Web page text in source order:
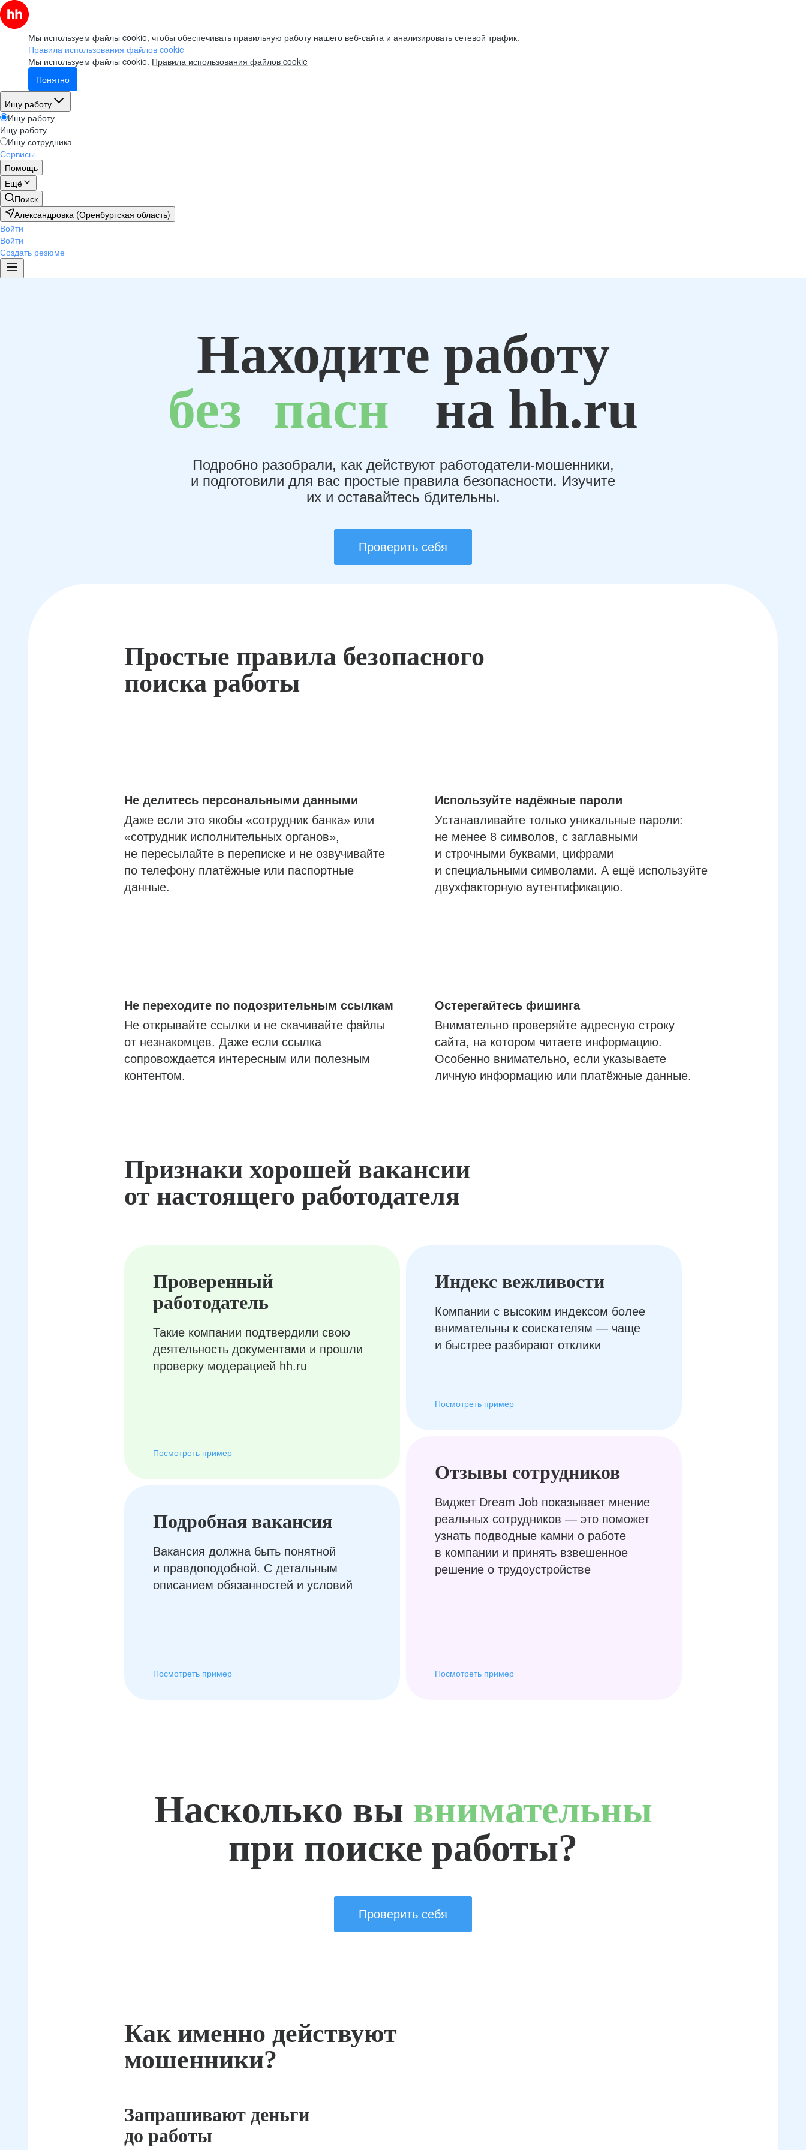
Мы используем файлы cookie, чтобы обеспечивать правильную работу нашего веб-сайта и анализировать сетевой трафик.
Правила использования файлов cookie
Мы используем файлы cookie. Правила использования файлов cookie
Понятно
Ищу работу
Ищу работу
Ищу работу
Ищу сотрудника
Сервисы
Помощь
Ещё
Поиск
Александровка (Оренбургская область)
Войти
Войти
Создать резюме
Находите работу
без пасн на hh.ru
Подробно разобрали, как действуют работодатели-мошенники,
и подготовили для вас простые правила безопасности. Изучите
их и оставайтесь бдительны.
Проверить себя
Простые правила безопасного
поиска работы
Не делитесь персональными данными
Даже если это якобы «сотрудник банка» или
«сотрудник исполнительных органов»,
не пересылайте в переписке и не озвучивайте
по телефону платёжные или паспортные
данные.
Используйте надёжные пароли
Устанавливайте только уникальные пароли:
не менее 8 символов, с заглавными
и строчными буквами, цифрами
и специальными символами. А ещё используйте
двухфакторную аутентификацию.
Не переходите по подозрительным ссылкам
Не открывайте ссылки и не скачивайте файлы
от незнакомцев. Даже если ссылка
сопровождается интересным или полезным
контентом.
Остерегайтесь фишинга
Внимательно проверяйте адресную строку
сайта, на котором читаете информацию.
Особенно внимательно, если указываете
личную информацию или платёжные данные.
Признаки хорошей вакансии
от настоящего работодателя
Проверенный
работодатель
Такие компании подтвердили свою
деятельность документами и прошли
проверку модерацией hh.ru
Посмотреть пример
Подробная вакансия
Вакансия должна быть понятной
и правдоподобной. С детальным
описанием обязанностей и условий
Посмотреть пример
Отзывы сотрудников
Виджет Dream Job показывает мнение
реальных сотрудников — это поможет
узнать подводные камни о работе
в компании и принять взвешенное
решение о трудоустройстве
Посмотреть пример
Индекс вежливости
Компании с высоким индексом более
внимательны к соискателям — чаще
и быстрее разбирают отклики
Посмотреть пример
Насколько вы внимательны
при поиске работы?
Проверить себя
Как именно действуют
мошенники?
Запрашивают деньги
до работы